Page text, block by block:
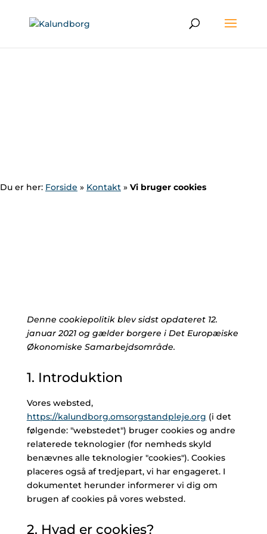
Du er her: Forside » Kontakt » Vi bruger cookies
Denne cookiepolitik blev sidst opdateret 12.
januar 2021 og gælder borgere i Det Europæiske
Økonomiske Samarbejdsområde.
1. Introduktion
Vores websted,
https://kalundborg.omsorgstandpleje.org (i det
følgende: "webstedet") bruger cookies og andre
relaterede teknologier (for nemheds skyld
benævnes alle teknologier "cookies"). Cookies
placeres også af tredjepart, vi har engageret. I
dokumentet herunder informerer vi dig om
brugen af ​​cookies på vores websted.
2. Hvad er cookies?